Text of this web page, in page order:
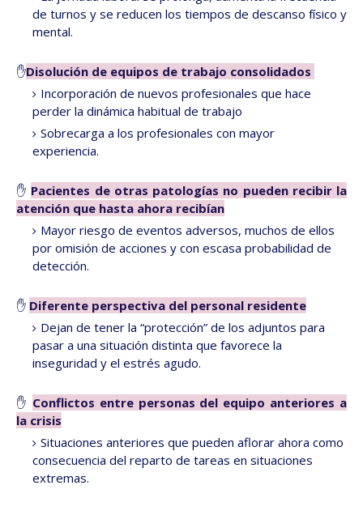
de turnos y se reducen los tiempos de descanso físico y
mental.
✋Disolución de equipos de trabajo consolidados
Incorporación de nuevos profesionales que hace
perder la dinámica habitual de trabajo
Sobrecarga a los profesionales con mayor
experiencia.
✋ Pacientes de otras patologías no pueden recibir la
atención que hasta ahora recibían
Mayor riesgo de eventos adversos, muchos de ellos
por omisión de acciones y con escasa probabilidad de
detección.
✋ Diferente perspectiva del personal residente
Dejan de tener la “protección” de los adjuntos para
pasar a una situación distinta que favorece la
inseguridad y el estrés agudo.
✋ Conflictos entre personas del equipo anteriores a
la crisis
Situaciones anteriores que pueden aflorar ahora como
consecuencia del reparto de tareas en situaciones
extremas.